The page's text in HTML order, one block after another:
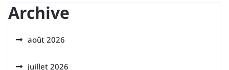
Archive
août 2026
juillet 2026